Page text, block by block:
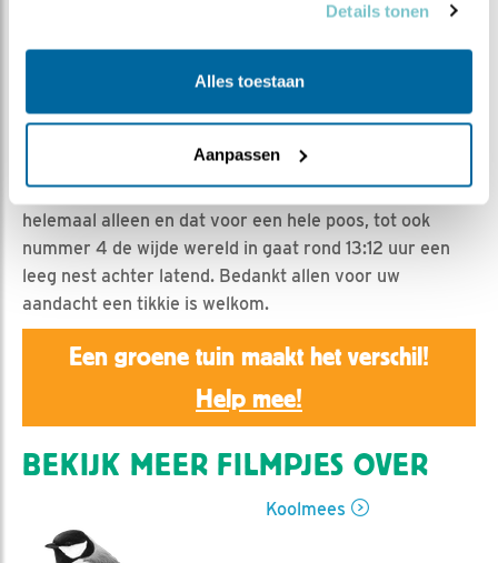
Details tonen
Alles toestaan
Aanpassen
Bewaar dit filmpje|
486x
31 mei tijd om het nest te verlaten, de eerste gaat om
en ook kuiken 3 houdt het kort daarna voor gezien en
sluit zich aan bij de rest van het gezin. Daar zit je dan
helemaal alleen en dat voor een hele poos, tot ook
nummer 4 de wijde wereld in gaat rond 13:12 uur een
leeg nest achter latend. Bedankt allen voor uw
aandacht een tikkie is welkom.
Een groene tuin maakt het verschil!
Help mee!
BEKIJK MEER FILMPJES OVER
Koolmees